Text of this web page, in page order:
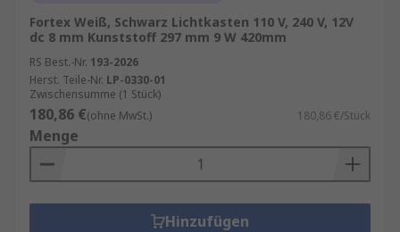
Fortex Weiß, Schwarz Lichtkasten 110 V, 240 V, 12V
dc 8 mm Kunststoff 297 mm 9 W 420mm
RS Best.-Nr. 193-2026
Herst. Teile-Nr. LP-0330-01
Zwischensumme (1 Stück)
180,86 €(ohne MwSt.) 180,86 €/Stück
Menge
Hinzufügen